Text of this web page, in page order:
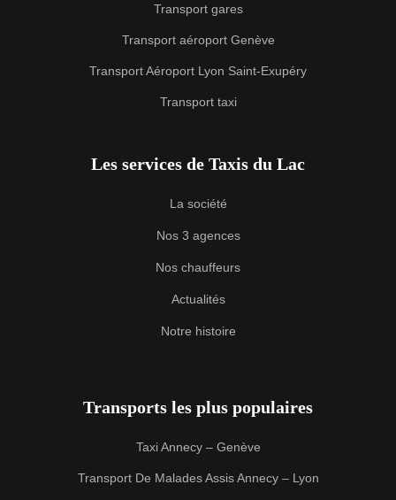
Transport gares
Transport aéroport Genève
Transport Aéroport Lyon Saint-Exupéry
Transport taxi
Les services de Taxis du Lac
La société
Nos 3 agences
Nos chauffeurs
Actualités
Notre histoire
Transports les plus populaires
Taxi Annecy – Genève
Transport De Malades Assis Annecy – Lyon